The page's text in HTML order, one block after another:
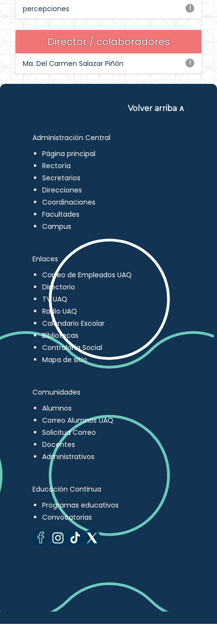
1
percepciones
Director / colaboradores
1
Ma. Del Carmen Salazar Piñón
Volver arriba ∧
Administración Central
Página principal
Rectoría
Secretarios
Direcciones
Coordinaciones
Facultades
Campus
Enlaces
Correo de Empleados UAQ
Directorio
TV UAQ
Radio UAQ
Calendario Escolar
Bibliotecas
Contraloría Social
Mapa de sitio
Comunidades
Alumnos
Correo Alumnos UAQ
Solicitud Correo
Docentes
Administrativos
Educación Continua
Programas educativos
Convocatorias